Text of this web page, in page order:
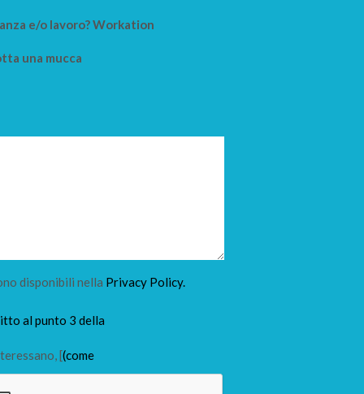
e/o lavoro? Workation
una mucca
disponibili nella Privacy Policy.
al punto 3 della
[(come